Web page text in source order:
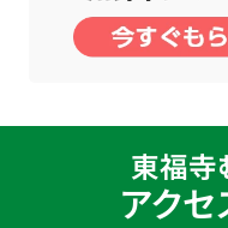
東福寺
アク